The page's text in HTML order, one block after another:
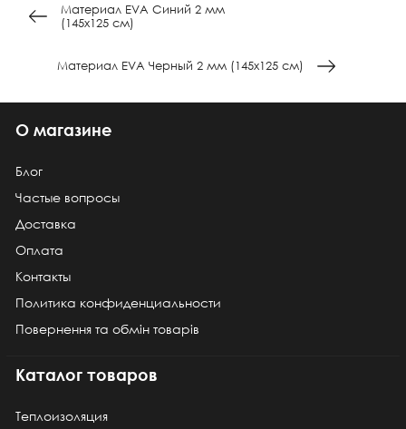
Материал EVA Синий 2 мм
(145х125 см)
Материал EVA Черный 2 мм (145х125 см)
О магазине
Блог
Частые вопросы
Доставка
Оплата
Контакты
Политика конфиденциальности
Повернення та обмін товарів
Каталог товаров
Теплоизоляция